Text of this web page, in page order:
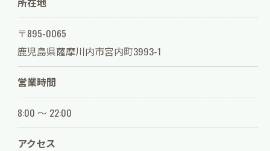
〒895-0065
鹿児島県薩摩川内市宮内町3993-1
営業時間
8:00 ～ 22:00
アクセス